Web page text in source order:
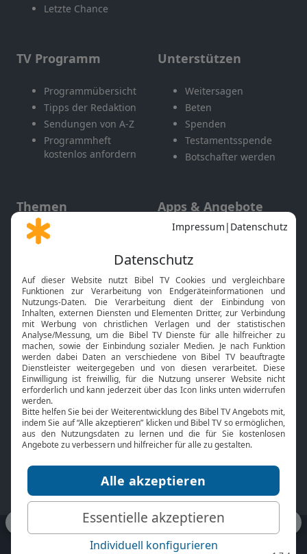
Letzte Chance
TV Programm
Programmübersicht
Tipps der Redaktion
Sendungen von A-Z
Programmheft
kostenlos anfordern
Unterstützen
Weitersagen
Beten
Spenden
Testamentsspende
Botschafter werden
Themen
Gott und Bibel erklärt
Neuigkeiten
Apps & Angebote
Mobile App
Smart TV
HbbTV
Bibelthek Online-Bibel
Nächster Gottesdienst
Bibel TV
Über uns
Jobs
Mediadaten
Service
Kontakt
TV-Empfang
bibeltv.de: Impressum
Datenschutz
Nutzungsbedingungen